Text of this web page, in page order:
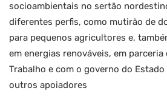
socioambientais no sertão
diferentes perfis, como mutirão de
para pequenos agricultores e,
em energias renováveis, em parceria
Trabalho e com o governo do
outros apoiadores